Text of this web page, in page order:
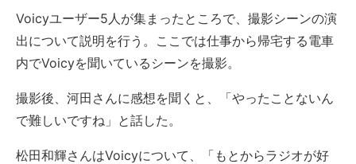
Voicyユーザー5人が集まったところで、撮影シーンの演
出について説明を行う。ここでは仕事から帰宅する電車
内でVoicyを聞いているシーンを撮影。
撮影後、河田さんに感想を聞くと、「やったことないん
で難しいですね」と話した。
松田和輝さんはVoicyについて、「もとからラジオが好